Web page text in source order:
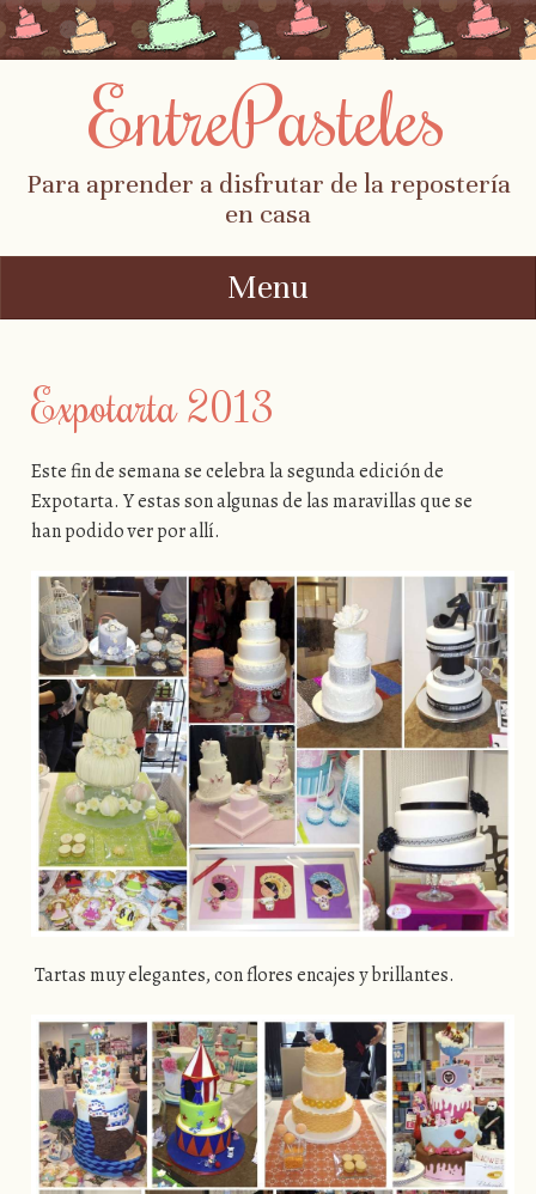
EntrePasteles
Para aprender a disfrutar de la repostería
en casa
Menu
Expotarta 2013
Este fin de semana se celebra la segunda edición de
Expotarta. Y estas son algunas de las maravillas que se
han podido ver por allí.
Tartas muy elegantes, con flores encajes y brillantes.